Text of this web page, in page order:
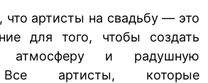
что артисты на свадьбу — это
для того, чтобы создать
атмосферу и радушную
Все артисты, которые